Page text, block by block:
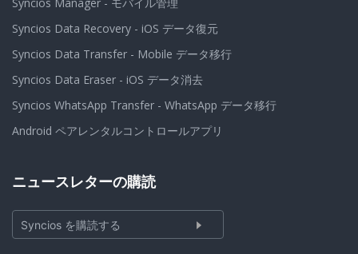
Syncios Data Recovery - iOS データ復元
Syncios Data Transfer - Mobile データ移行
Syncios Data Eraser - iOS データ消去
Syncios WhatsApp Transfer - WhatsApp データ移行
Android ペアレンタルコントロールアプリ
ニュースレターの購読
Syncios を購読する